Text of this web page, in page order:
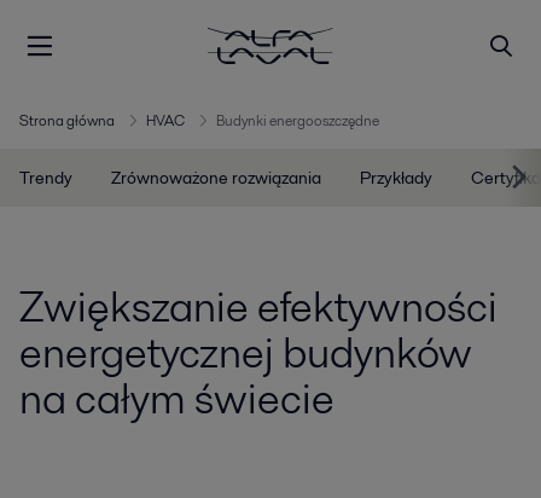
Strona główna HVAC Budynki energooszczędne
Trendy Zrównoważone rozwiązania Przykłady
Zwiększanie efektywności
energetycznej budynków
na całym świecie